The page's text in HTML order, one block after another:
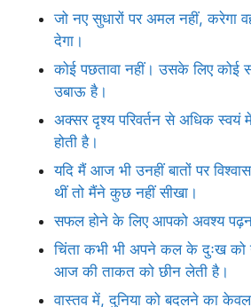
जो नए सुधारों पर अमल नहीं, करेगा
देगा।
कोई पछतावा नहीं। उसके लिए कोई
उबाऊ है।
अक्सर दृश्य परिवर्तन से अधिक स्वयं
होती है।
यदि मैं आज भी उनहीं बातों पर
थीं तो मैंने कुछ नहीं सीखा।
सफल होने के लिए आपको अवश्य
चिंता कभी भी अपने कल के दुःख को
आज की ताकत को छीन लेती है।
वास्तव में, दुनिया को बदलने का